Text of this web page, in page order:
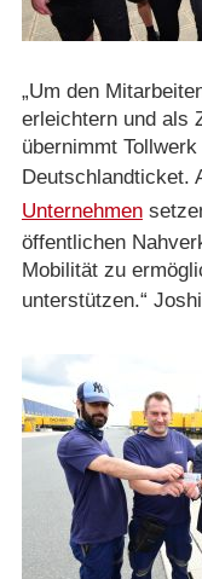
„Um den
erleichtern und als
übernimmt
Deutschlandticket.
Unternehmen
öffentlichen
Mobilität zu
unterstützen.“